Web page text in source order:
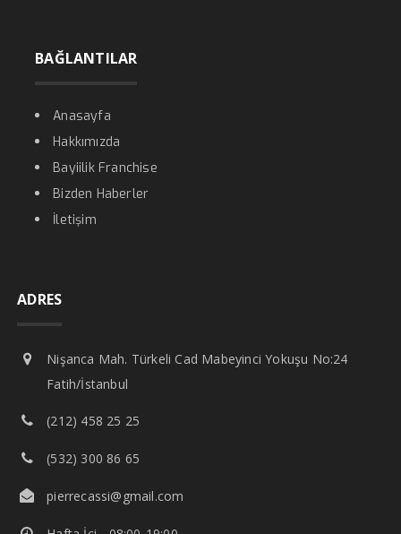
BAĞLANTILAR
Anasayfa
Hakkımızda
Bayiilik Franchise
Bizden Haberler
İletişim
ADRES
Nişanca Mah. Türkeli Cad Mabeyinci Yokuşu No:24
Fatih/İstanbul
(212) 458 25 25
(532) 300 86 65
pierrecassi@gmail.com